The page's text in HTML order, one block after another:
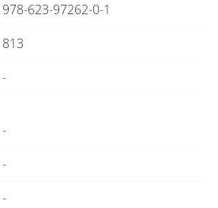
978-623-97262-0-1
813
-
-
-
-